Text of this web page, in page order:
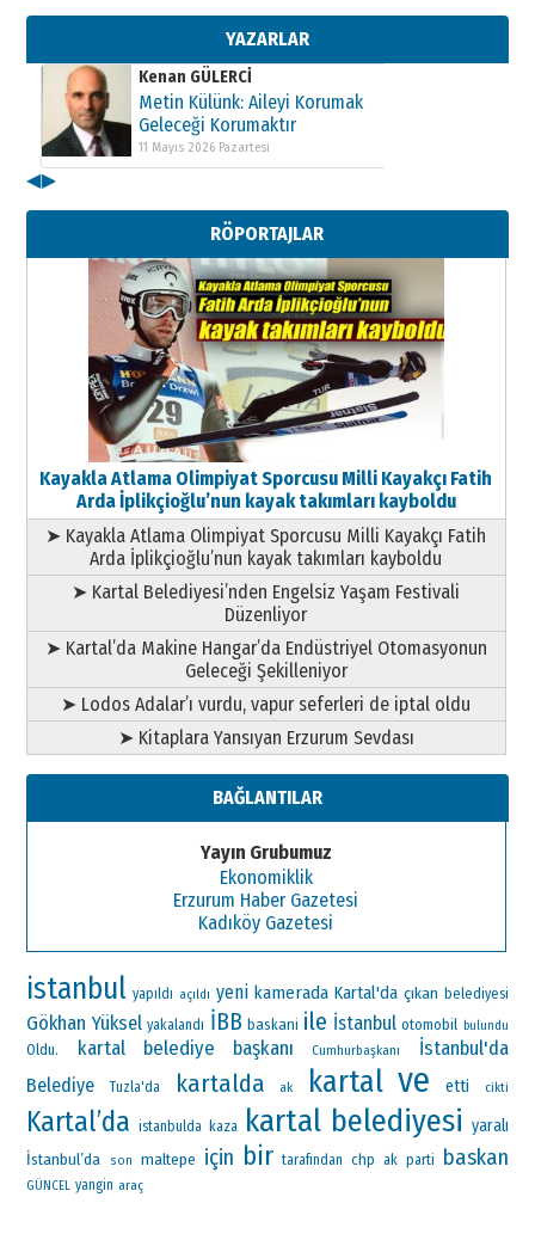
YAZARLAR
11 Mayıs 2026 Pazartesi
Kenan GÜLERCİ
Metin Külünk: Aileyi Korumak
Geleceği Korumaktır
11 Mayıs 2026 Pazartesi
Metin Külünk: Aileyi Korumak
Geleceği Korumaktır
11 Mayıs 2026 Pazartesi
◀▶
RÖPORTAJLAR
Kayakla Atlama Olimpiyat Sporcusu Milli Kayakçı Fatih
Arda İplikçioğlu’nun kayak takımları kayboldu
➤ Kayakla Atlama Olimpiyat Sporcusu Milli Kayakçı Fatih
Arda İplikçioğlu’nun kayak takımları kayboldu
➤ Kartal Belediyesi’nden Engelsiz Yaşam Festivali
Düzenliyor
➤ Kartal’da Makine Hangar’da Endüstriyel Otomasyonun
Geleceği Şekilleniyor
➤ Lodos Adalar’ı vurdu, vapur seferleri de iptal oldu
➤ Kitaplara Yansıyan Erzurum Sevdası
BAĞLANTILAR
Yayın Grubumuz
Ekonomiklik
Erzurum Haber Gazetesi
Kadıköy Gazetesi
istanbul yapıldı açıldı yeni kamerada Kartal'da çıkan belediyesi
Gökhan Yüksel yakalandı İBB baskani ile İstanbul otomobil bulundu
Oldu. kartal belediye başkanı Cumhurbaşkanı İstanbul'da
Belediye Tuzla'da kartalda ak kartal ve etti cikti
Kartal’da istanbulda kaza kartal belediyesi yaralı
İstanbul’da
son maltepe için bir tarafından chp ak parti baskan
GÜNCEL yangin araç